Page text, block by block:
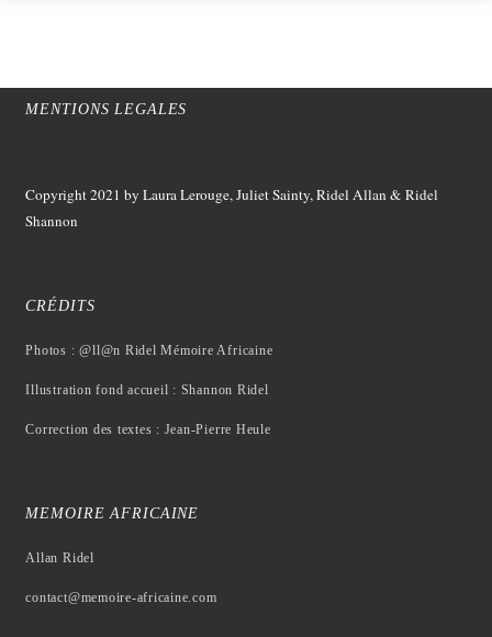
MENTIONS LEGALES
Copyright 2021 by Laura Lerouge, Juliet Sainty, Ridel Allan &Ridel
Shannon
CRÉDITS
Photos : @ll@n Ridel Mémoire Africaine
Illustration fond accueil : Shannon Ridel
Correction des textes : Jean-Pierre Heule
MEMOIRE AFRICAINE
Allan Ridel
contact@memoire-africaine.com